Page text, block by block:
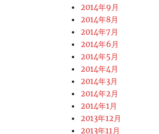
2014年9月
2014年8月
2014年7月
2014年6月
2014年5月
2014年4月
2014年3月
2014年2月
2014年1月
2013年12月
2013年11月